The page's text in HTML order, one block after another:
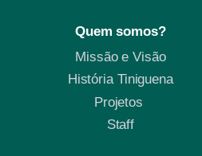
Quem somos?
Missão e Visão
História Tiniguena
Projetos
Staff